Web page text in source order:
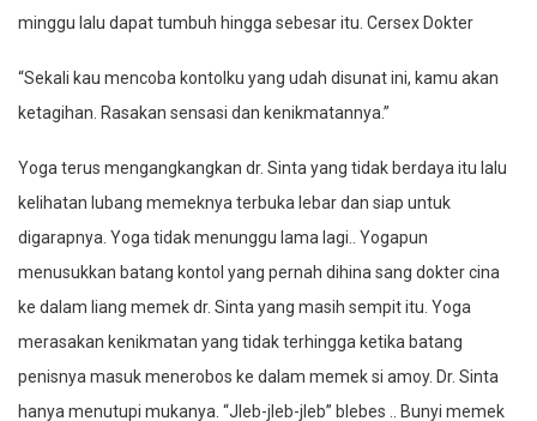
minggu lalu dapat tumbuh hingga sebesar itu. Cersex Dokter
“Sekali kau mencoba kontolku yang udah disunat ini, kamu akan
ketagihan. Rasakan sensasi dan kenikmatannya.”
Yoga terus mengangkangkan dr. Sinta yang tidak berdaya itu lalu
kelihatan lubang memeknya terbuka lebar dan siap untuk
digarapnya. Yoga tidak menunggu lama lagi.. Yogapun
menusukkan batang kontol yang pernah dihina sang dokter cina
ke dalam liang memek dr. Sinta yang masih sempit itu. Yoga
merasakan kenikmatan yang tidak terhingga ketika batang
penisnya masuk menerobos ke dalam memek si amoy. Dr. Sinta
hanya menutupi mukanya. “Jleb-jleb-jleb” blebes .. Bunyi memek